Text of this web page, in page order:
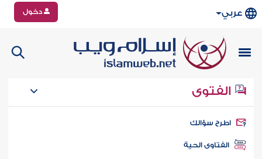
عربي دخول
الفتوى
سؤالك